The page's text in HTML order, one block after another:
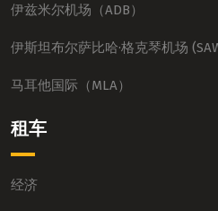
伊兹米尔机场（ADB）
伊斯坦布尔萨比哈·格克琴机场
马耳他国际（MLA）
租车
经济